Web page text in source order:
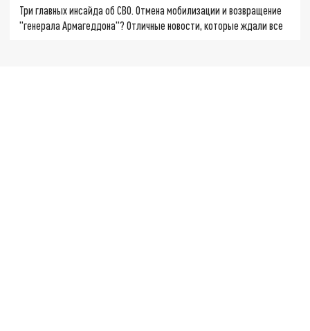
Три главных инсайда об СВО. Отмена мобилизации и возвращение
"генерала Армагеддона"? Отличные новости, которые ждали все